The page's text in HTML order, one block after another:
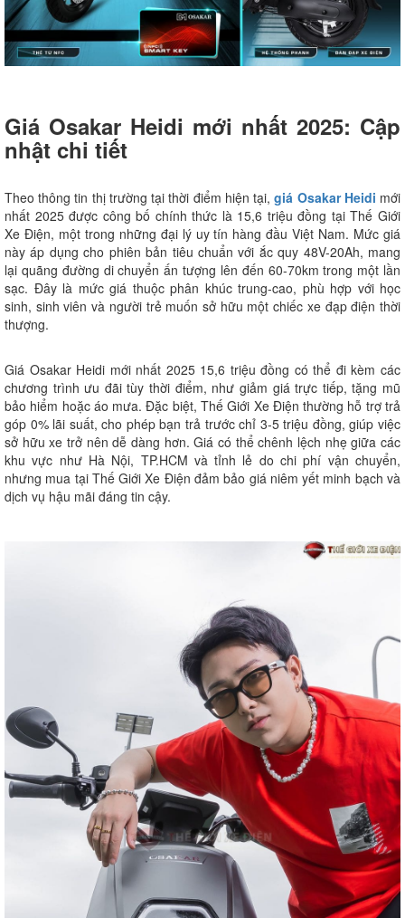
Giá Osakar Heidi mới nhất 2025: Cập
nhật chi tiết
Theo thông tin thị trường tại thời điểm hiện tại,giá Osakar Heidi mới
nhất 2025 được công bố chính thức là 15,6 triệu đồng tại Thế Giới
Xe Điện, một trong những đại lý uy tín hàng đầu Việt Nam. Mức giá
này áp dụng cho phiên bản tiêu chuẩn với ắc quy 48V-20Ah, mang
lại quãng đường di chuyển ấn tượng lên đến 60-70km trong một lần
sạc. Đây là mức giá thuộc phân khúc trung-cao, phù hợp với học
sinh, sinh viên và người trẻ muốn sở hữu một chiếc xe đạp điện thời
thượng.
Giá Osakar Heidi mới nhất 2025 15,6 triệu đồng có thể đi kèm các
chương trình ưu đãi tùy thời điểm, như giảm giá trực tiếp, tặng mũ
bảo hiểm hoặc áo mưa. Đặc biệt, Thế Giới Xe Điện thường hỗ trợ trả
góp 0% lãi suất, cho phép bạn trả trước chỉ 3-5 triệu đồng, giúp việc
sở hữu xe trở nên dễ dàng hơn. Giá có thể chênh lệch nhẹ giữa các
khu vực như Hà Nội, TP.HCM và tỉnh lẻ do chi phí vận chuyển,
nhưng mua tại Thế Giới Xe Điện đảm bảo giá niêm yết minh bạch và
dịch vụ hậu mãi đáng tin cậy.